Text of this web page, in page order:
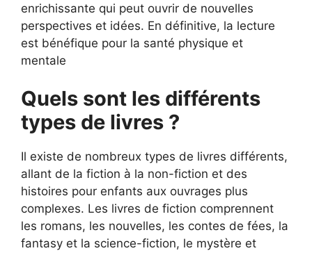
enrichissante qui peut ouvrir de nouvelles
perspectives et idées. En définitive, la lecture
est bénéfique pour la santé physique et
mentale
Quels sont les différents
types de livres ?
Il existe de nombreux types de livres différents,
allant de la fiction à la non-fiction et des
histoires pour enfants aux ouvrages plus
complexes. Les livres de fiction comprennent
les romans, les nouvelles, les contes de fées, la
fantasy et la science-fiction, le mystère et